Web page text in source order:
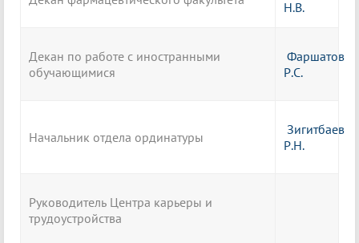
Н.В.
Декан по работе с иностранными
обучающимися
Фаршатов
Р.С.
Начальник отдела ординатуры
Зигитбаев
Р.Н.
Руководитель Центра карьеры и
трудоустройства